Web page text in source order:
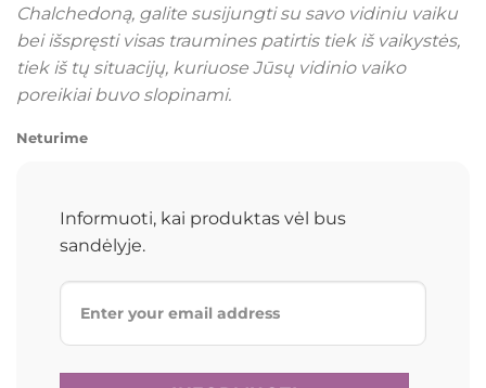
Chalchedoną, galite susijungti su savo vidiniu vaiku
bei išspręsti visas traumines patirtis tiek iš vaikystės,
tiek iš tų situacijų, kuriuose Jūsų vidinio vaiko
poreikiai buvo slopinami.
Neturime
Informuoti, kai produktas vėl bus
sandėlyje.